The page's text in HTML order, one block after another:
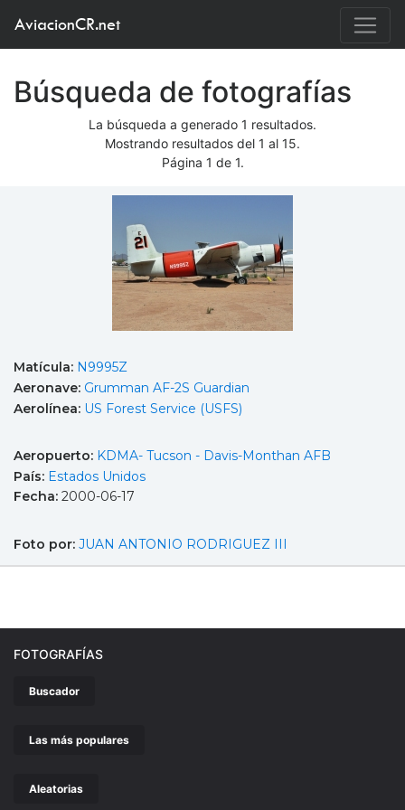
AviacionCR.net
Búsqueda de fotografías
La búsqueda a generado 1 resultados.
Mostrando resultados del 1 al 15.
Página 1 de 1.
Matícula: N9995Z
Aeronave: Grumman AF-2S Guardian
Aerolínea: US Forest Service (USFS)
Aeropuerto: KDMA- Tucson - Davis-Monthan AFB
País: Estados Unidos
Fecha: 2000-06-17
Foto por: JUAN ANTONIO RODRIGUEZ III
FOTOGRAFÍAS
Buscador
Las más populares
Aleatorias